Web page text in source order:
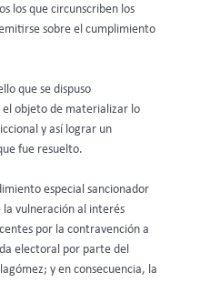
los que circunscriben los
sobre el cumplimiento
que se dispuso
el objeto de materializar lo
y así lograr un
fue resuelto.
especial sancionador
la vulneración al interés
por la contravención a
electoral por parte del
y en consecuencia, la